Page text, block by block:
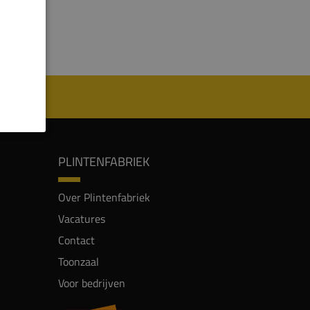
PLINTENFABRIEK
Over Plintenfabriek
Vacatures
Contact
Toonzaal
Voor bedrijven